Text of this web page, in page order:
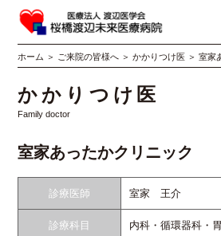
ホーム ＞ ご来院の皆様へ ＞かかりつけ医 ＞室家
かかりつけ医
Family doctor
室家あったかクリニック
診療医師 室家 王介
診療科目 内科・循環器科・